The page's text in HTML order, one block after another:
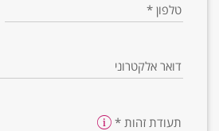
תעודת זהות*
טלפון*
דואר אלקטרוני